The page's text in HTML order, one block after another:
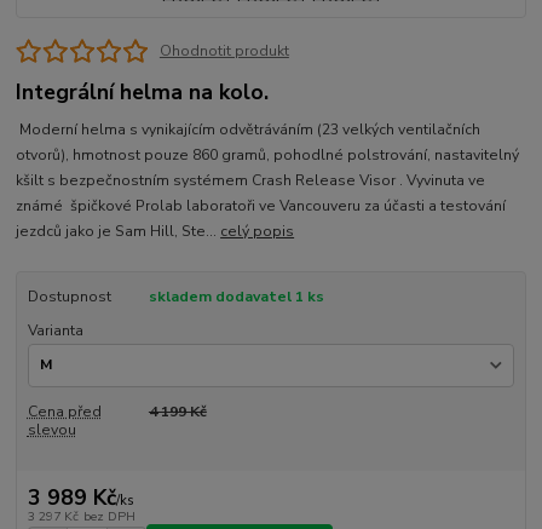
Ohodnotit produkt
Integrální helma na kolo.
Moderní helma s vynikajícím odvětráváním (23 velkých ventilačních
otvorů), hmotnost pouze 860 gramů, pohodlné polstrování, nastavitelný
kšilt s bezpečnostním systémem Crash Release Visor . Vyvinuta ve
známé špičkové Prolab laboratoři ve Vancouveru za účasti a testování
jezdců jako je Sam Hill, Ste... celý popis
Dostupnost
skladem dodavatel 1 ks
Varianta
Cena před
slevou
4 199 Kč
3 989 Kč/ks
3 297 Kč bez DPH